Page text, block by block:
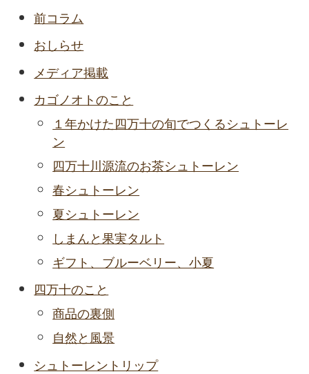
前コラム
おしらせ
メディア掲載
カゴノオトのこと
１年かけた四万十の旬でつくるシュトーレ
ン
四万十川源流のお茶シュトーレン
春シュトーレン
夏シュトーレン
しまんと果実タルト
ギフト、ブルーベリー、小夏
四万十のこと
商品の裏側
自然と風景
シュトーレントリップ